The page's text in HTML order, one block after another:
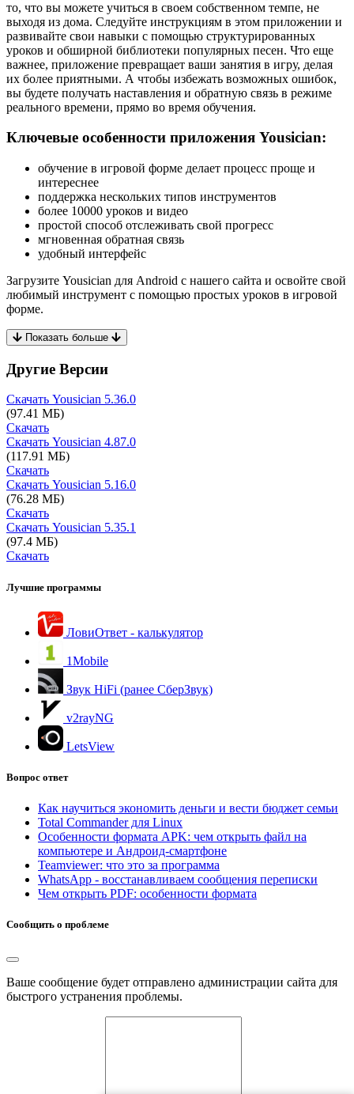
то, что вы можете учиться в своем собственном темпе, не
выходя из дома. Следуйте инструкциям в этом приложении и
развивайте свои навыки с помощью структурированных
уроков и обширной библиотеки популярных песен. Что еще
важнее, приложение превращает ваши занятия в игру, делая
их более приятными. А чтобы избежать возможных ошибок,
вы будете получать наставления и обратную связь в режиме
реального времени, прямо во время обучения.
Ключевые особенности приложения Yousician:
обучение в игровой форме делает процесс проще и
интереснее
поддержка нескольких типов инструментов
более 10000 уроков и видео
простой способ отслеживать свой прогресс
мгновенная обратная связь
удобный интерфейс
Загрузите Yousician для Android с нашего сайта и освойте свой
любимый инструмент с помощью простых уроков в игровой
форме.
Показать больше
Другие Версии
Скачать Yousician 5.36.0
(97.41 МБ)
Скачать
Скачать Yousician 4.87.0
(117.91 МБ)
Скачать
Скачать Yousician 5.16.0
(76.28 МБ)
Скачать
Скачать Yousician 5.35.1
(97.4 МБ)
Скачать
Лучшие программы
ЛовиОтвет - калькулятор
1Mobile
Звук HiFi (ранее СберЗвук)
v2rayNG
LetsView
Вопрос ответ
Как научиться экономить деньги и вести бюджет семьи
Total Commander для Linux
Особенности формата APK: чем открыть файл на
компьютере и Андроид-смартфоне
Teamviewer: что это за программа
WhatsApp - восстанавливаем сообщения переписки
Чем открыть PDF: особенности формата
Сообщить о проблеме
Ваше сообщение будет отправлено администрации сайта для
быстрого устранения проблемы.